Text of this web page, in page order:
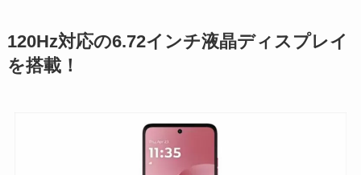
120Hz対応の6.72インチ液晶ディスプレイ
を搭載！